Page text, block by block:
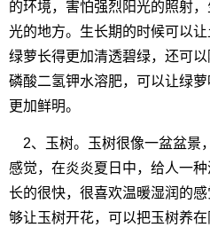
的环境，害怕强烈阳光的照射
光的地方。生长期的时候可以
绿萝长得更加清透碧绿，还可
磷酸二氢钾水溶肥，可以让绿
更加鲜明。
2、玉树。玉树很像一盆盆景
感觉，在炎炎夏日中，给人一
长的很快，很喜欢温暖湿润的
够让玉树开花，可以把玉树养